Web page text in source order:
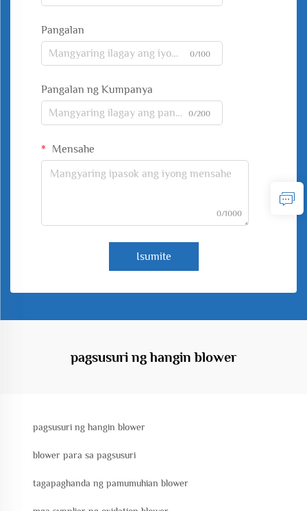
Pangalan
0/100
Pangalan ng Kumpanya
0/200
Mensahe
0/1000
Isumite
pagsusuri ng hangin blower
pagsusuri ng hangin blower
blower para sa pagsusuri
tagapaghanda ng pamumuhian blower